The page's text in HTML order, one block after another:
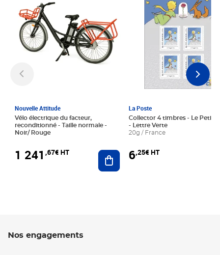
Nouvelle Attitude
Vélo électrique du facteur,
reconditionné - Taille normale -
Noir/ Rouge
1 241 ,67€ HT Ajouter au panier
La Poste
Collector 4 timbres - Le Petit
- Lettre Verte
20g / France
6,25€ HT
Nos engagements